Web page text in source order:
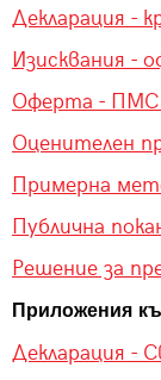
Декларация -
Изисквания -
Оферта - ПМС
Оценителен
Примерна
Публична
Решение за
Приложения
Декларация -